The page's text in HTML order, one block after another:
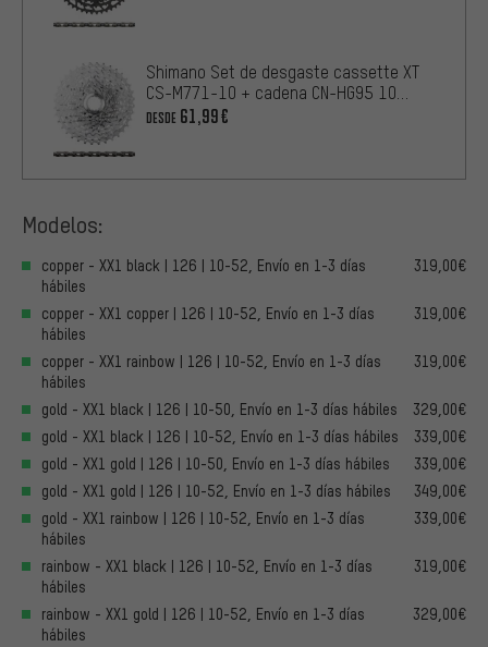
Shimano Set de desgaste cassette XT
CS-M771-10 + cadena CN-HG95 10
veloc.
DESDE 61,99€
Modelos:
copper - XX1 black | 126 | 10-52, Envío en 1-3 días
hábiles
319,00€
copper - XX1 copper | 126 | 10-52, Envío en 1-3 días
hábiles
319,00€
copper - XX1 rainbow | 126 | 10-52, Envío en 1-3 días
hábiles
319,00€
gold - XX1 black | 126 | 10-50, Envío en 1-3 días hábiles
329,00€
gold - XX1 black | 126 | 10-52, Envío en 1-3 días hábiles
339,00€
gold - XX1 gold | 126 | 10-50, Envío en 1-3 días hábiles
339,00€
gold - XX1 gold | 126 | 10-52, Envío en 1-3 días hábiles
349,00€
gold - XX1 rainbow | 126 | 10-52, Envío en 1-3 días
hábiles
339,00€
rainbow - XX1 black | 126 | 10-52, Envío en 1-3 días
hábiles
319,00€
rainbow - XX1 gold | 126 | 10-52, Envío en 1-3 días
hábiles
329,00€